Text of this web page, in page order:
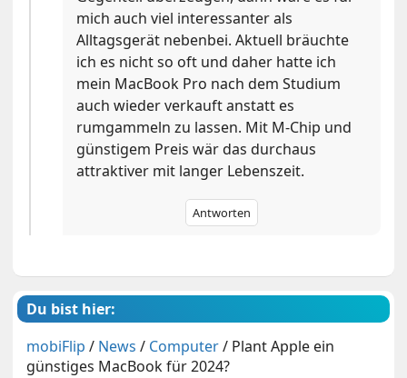
mich auch viel interessanter als
Alltagsgerät nebenbei. Aktuell bräuchte
ich es nicht so oft und daher hatte ich
mein MacBook Pro nach dem Studium
auch wieder verkauft anstatt es
rumgammeln zu lassen. Mit M-Chip und
günstigem Preis wär das durchaus
attraktiver mit langer Lebenszeit.
Antworten
Du bist hier:
mobiFlip / News / Computer/ Plant Apple ein
günstiges MacBook für 2024?